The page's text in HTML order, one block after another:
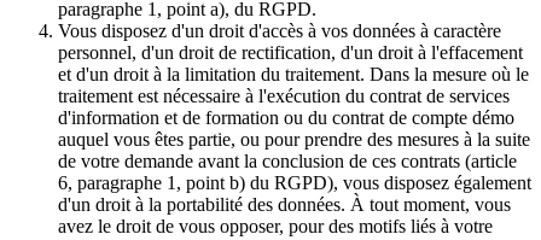
paragraphe 1, point a), du RGPD.
Vous disposez d'un droit d'accès à vos données à caractère
personnel, d'un droit de rectification, d'un droit à l'effacement
et d'un droit à la limitation du traitement. Dans la mesure où le
traitement est nécessaire à l'exécution du contrat de services
d'information et de formation ou du contrat de compte démo
auquel vous êtes partie, ou pour prendre des mesures à la suite
de votre demande avant la conclusion de ces contrats (article
6, paragraphe 1, point b) du RGPD), vous disposez également
d'un droit à la portabilité des données. À tout moment, vous
avez le droit de vous opposer, pour des motifs liés à votre